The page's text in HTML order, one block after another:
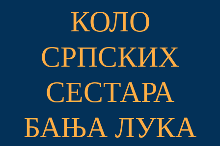
КОЛО
СРПСКИХ
СЕСТАРА
БАЊА ЛУКА